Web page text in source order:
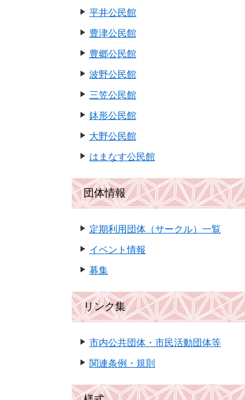
平井公民館
豊津公民館
豊郷公民館
波野公民館
三笠公民館
鉢形公民館
大野公民館
はまなす公民館
団体情報
定期利用団体（サークル）一覧
イベント情報
募集
リンク集
市内公共団体・市民活動団体等
関連条例・規則